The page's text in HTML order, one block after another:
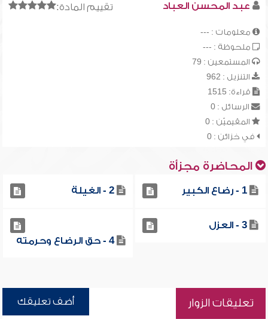
تقييم المادة: عبد المحسن العباد
معلومات : ---
ملحوظة : ---
المستمعين : 79
التنزيل : 962
قراءة: 1515
الرسائل : 0
المقيميّن : 0
في خزائن : 0
المحاضرة مجزأة
1 - رضاع الكبير 2 - الغيلة
3 - العزل
4 - حق الرضاع وحرمته
تعليقات الزوار أضف تعليقك